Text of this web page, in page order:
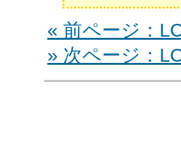
« 前ページ：
» 次ページ：